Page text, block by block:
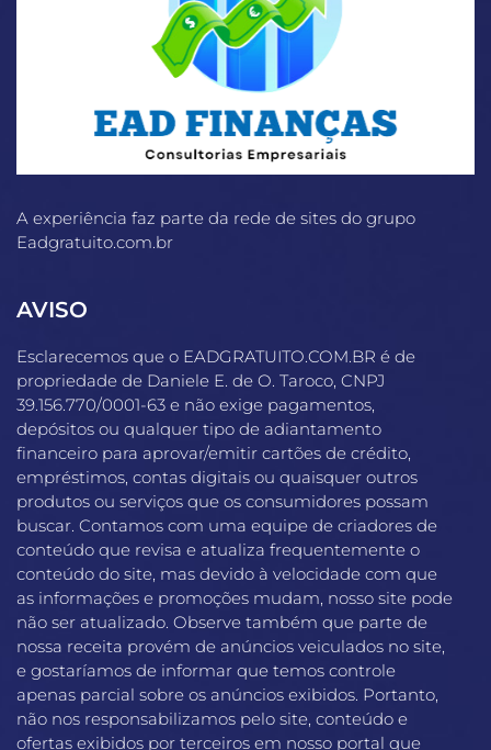
A experiência faz parte da rede de sites do grupo
Eadgratuito.com.br
AVISO
Esclarecemos que o EADGRATUITO.COM.BR é de
propriedade de Daniele E. de O. Taroco, CNPJ
39.156.770/0001-63 e não exige pagamentos,
depósitos ou qualquer tipo de adiantamento
financeiro para aprovar/emitir cartões de crédito,
empréstimos, contas digitais ou quaisquer outros
produtos ou serviços que os consumidores possam
buscar. Contamos com uma equipe de criadores de
conteúdo que revisa e atualiza frequentemente o
conteúdo do site, mas devido à velocidade com que
as informações e promoções mudam, nosso site pode
não ser atualizado. Observe também que parte de
nossa receita provém de anúncios veiculados no site,
e gostaríamos de informar que temos controle
apenas parcial sobre os anúncios exibidos. Portanto,
não nos responsabilizamos pelo site, conteúdo e
ofertas exibidos por terceiros em nosso portal que